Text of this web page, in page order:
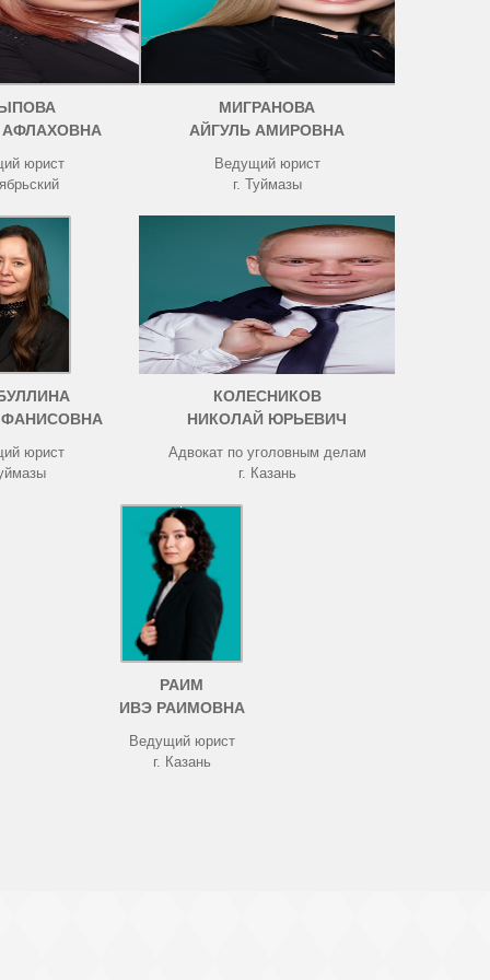
юрист
МИГРАНОВА
АЙГУЛЬ АМИРОВНА
Ведущий юрист
г. Туймазы
юрист
КОЛЕСНИКОВ
НИКОЛАЙ ЮРЬЕВИЧ
Адвокат по уголовным делам
г. Казань
РАИМ
ИВЭ РАИМОВНА
Ведущий юрист
г. Казань